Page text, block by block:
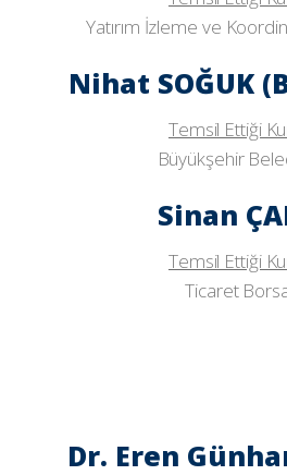
Yatırım İzleme ve
Nihat SOĞUK
Temsil Ettiği
Büyükşehir
Sinan
Temsil Ettiği
Ticaret
Dr. Eren